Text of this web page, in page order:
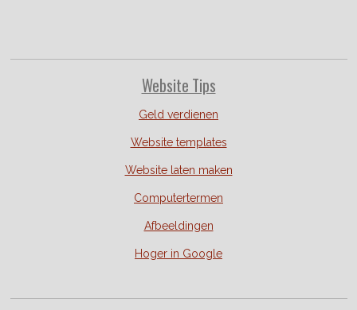
Website Tips
Geld verdienen
Website templates
Website laten maken
Computertermen
Afbeeldingen
Hoger in Google